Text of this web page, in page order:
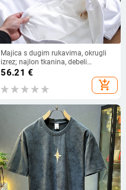
Majica s dugim rukavima, okrugli
izrez; najlon tkanina, debeli
materijal, prilagodljiv kroj,
vodootporna, zima (najlon tkanina,
debeli materijal, prilagodljiv kroj,
56.21 €
add_shopping_cart